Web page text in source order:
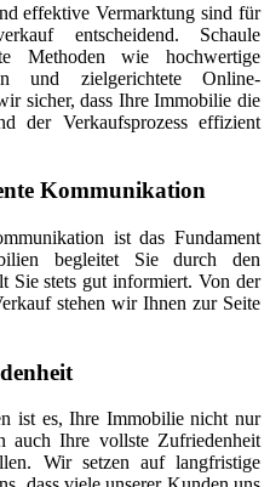
effektive Vermarktung sind für
entscheidend. Schaule
Methoden wie hochwertige
und zielgerichtete Online-
sicher, dass Ihre Immobilie die
der Verkaufsprozess effizient
Kommunikation
ist das Fundament
begleitet Sie durch den
Sie stets gut informiert. Von der
stehen wir Ihnen zur Seite
ist es, Ihre Immobilie nicht nur
auch Ihre vollste Zufriedenheit
Wir setzen auf langfristige